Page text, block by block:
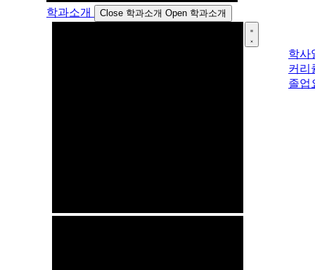
학과소개 Close 학과소개 Open 학과소개
학사
커리
졸업